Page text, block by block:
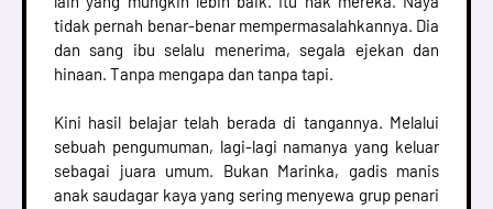
tidak pernah benar-benar mempermasalahkannya. Dia
dan sang ibu selalu menerima, segala ejekan dan
hinaan. Tanpa mengapa dan tanpa tapi.
Kini hasil belajar telah berada di tangannya. Melalui
sebuah pengumuman, lagi-lagi namanya yang keluar
sebagai juara umum. Bukan Marinka, gadis manis
anak saudagar kaya yang sering menyewa grup penari